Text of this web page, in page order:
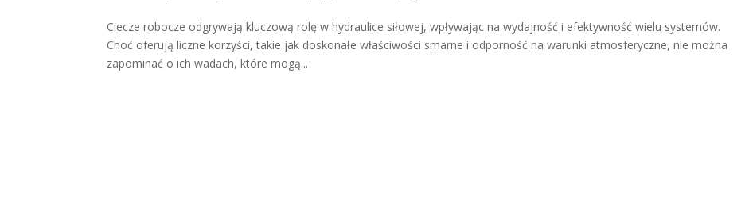
Ciecze robocze odgrywają kluczową rolę w hydraulice siłowej, wpływając na wydajność i efektywność wielu systemów.
Choć oferują liczne korzyści, takie jak doskonałe właściwości smarne i odporność na warunki atmosferyczne, nie można
zapominać o ich wadach, które mogą...